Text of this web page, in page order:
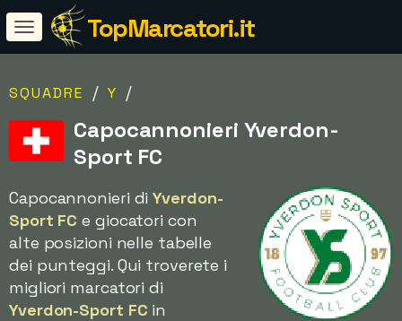
TopMarcatori.it
SQUADRE / Y /
Capocannonieri Yverdon-
Sport FC
Capocannonieri diYverdon-
Sport FC e giocatori con
alte posizioni nelle tabelle
dei punteggi. Qui troverete i
migliori marcatori di
Yverdon-Sport FC in